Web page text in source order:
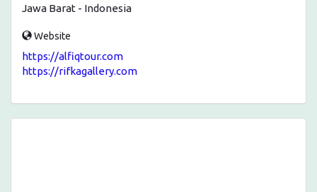
Jawa Barat - Indonesia
Website
https://alfiqtour.com
https://rifkagallery.com